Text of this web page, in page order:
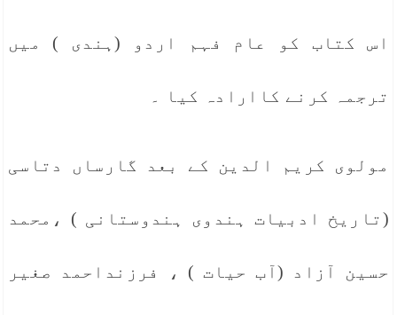
اس کتاب کو عام فہم اردو (ہندی ) میں
ترجمہ کرنے کاارادہ کیا ۔
مولوی کریم الدین کے بعد گارساں دتاسی
(تاریخ ادبیات ہندوی ہندوستانی ) ،محمد
حسین آزاد (آب حیات ) ، فرزنداحمد صغیر